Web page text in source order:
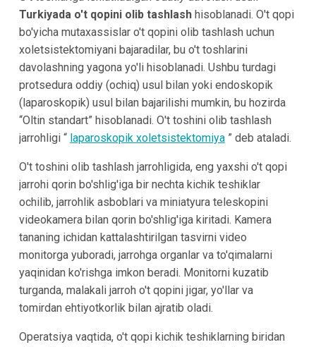
Turkiyada o't qopini olib tashlashhisoblanadi. O't qopi
bo'yicha mutaxassislar o't qopini olib tashlash uchun
xoletsistektomiyani bajaradilar, bu o't toshlarini
davolashning yagona yo'li hisoblanadi. Ushbu turdagi
protsedura oddiy (ochiq) usul bilan yoki endoskopik
(laparoskopik) usul bilan bajarilishi mumkin, bu hozirda
“Oltin standart” hisoblanadi. O't toshini olib tashlash
jarrohligi “ laparoskopik xoletsistektomiya” deb ataladi.
O't toshini olib tashlash jarrohligida, eng yaxshi o't qopi
jarrohi qorin bo'shlig'iga bir nechta kichik teshiklar
ochilib, jarrohlik asboblari va miniatyura teleskopini
videokamera bilan qorin bo'shlig'iga kiritadi. Kamera
tananing ichidan kattalashtirilgan tasvirni video
monitorga yuboradi, jarrohga organlar va to'qimalarni
yaqinidan ko'rishga imkon beradi. Monitorni kuzatib
turganda, malakali jarroh o't qopini jigar, yo'llar va
tomirdan ehtiyotkorlik bilan ajratib oladi.
Operatsiya vaqtida, o't qopi kichik teshiklarning biridan